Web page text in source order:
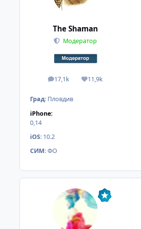
The Shaman
Модератор
17,1k
мнения 11,9k
Reputation
Град: Пловдив
iPhone:
0,14
iOS: 10.2
СИМ:ФО